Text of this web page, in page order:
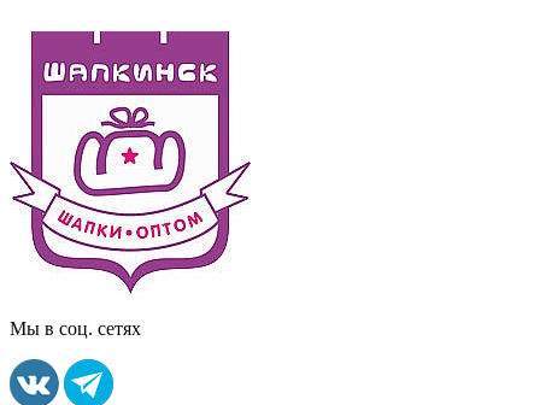
Мы в соц. сетях